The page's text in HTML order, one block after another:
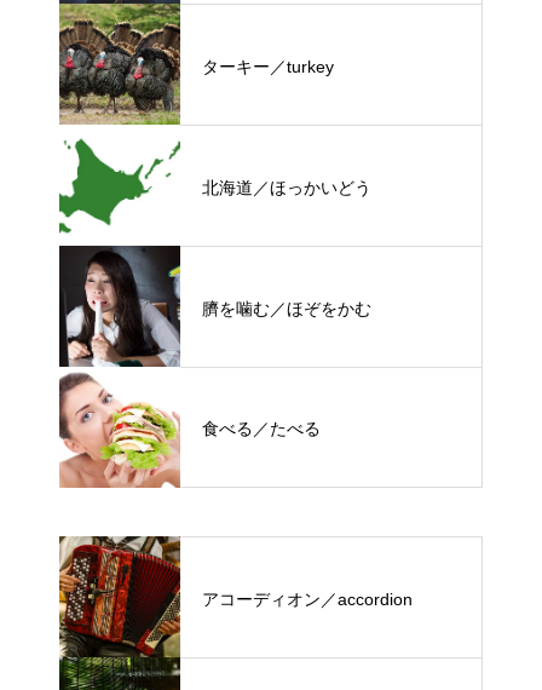
ターキー／turkey
北海道／ほっかいどう
臍を噛む／ほぞをかむ
食べる／たべる
アコーディオン／accordion